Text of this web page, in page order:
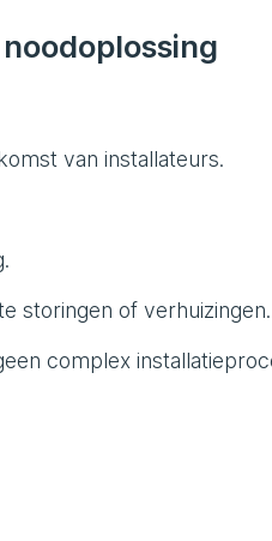
van installateurs.
storingen of verhuizingen.
complex